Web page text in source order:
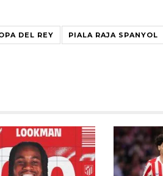
DEL REY PIALA RAJA SPANYOL
Yogyakarta
02 April 2026 12:51 WIB